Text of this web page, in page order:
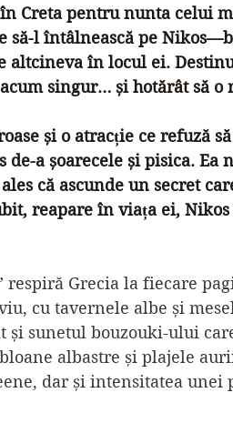
Creta pentru nunta celui
să-l întâlnească pe
altcineva în locul ei.
singur… și hotărât să o
și o atracție ce refuză
a șoarecele și pisica. Ea
că ascunde un secret
reapare în viața ei, Nikos
respiră Grecia la fiecare
cu tavernele albe și
și sunetul bouzouki-ului
albastre și plajele
dar și intensitatea unei